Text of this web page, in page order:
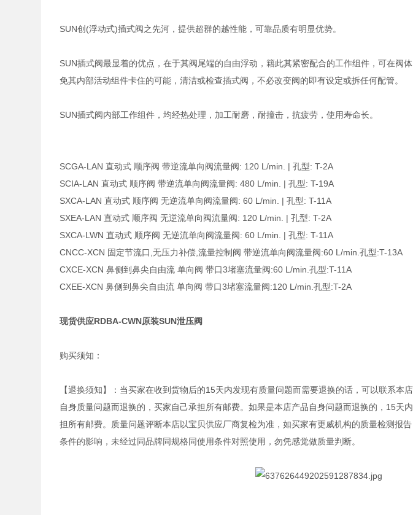
SUN创(浮动式)插式阀之先河，提供超群的越性能，可靠品质有明显优势。
SUN插式阀最显着的优点，在于其阀尾端的自由浮动，籍此其紧密配合的工作组件，可在阀
免其内部活动组件卡住的可能，清洁或检查插式阀，不必改变阀的即有设定或拆任何配管。
SUN插式阀内部工作组件，均经热处理，加工耐磨，耐撞击，抗疲劳，使用寿命长。
SCGA-LAN 直动式 顺序阀 带逆流单向阀流量阀: 120 L/min. | 孔型: T-2A
SCIA-LAN 直动式 顺序阀 带逆流单向阀流量阀: 480 L/min. | 孔型: T-19A
SXCA-LAN 直动式 顺序阀 无逆流单向阀流量阀: 60 L/min. | 孔型: T-11A
SXEA-LAN 直动式 顺序阀 无逆流单向阀流量阀: 120 L/min. | 孔型: T-2A
SXCA-LWN 直动式 顺序阀 无逆流单向阀流量阀: 60 L/min. | 孔型: T-11A
CNCC-XCN 固定节流口,无压力补偿,流量控制阀 带逆流单向阀流量阀:60 L/min.孔型:T-13A
CXCE-XCN 鼻侧到鼻尖自由流 单向阀 带口3堵塞流量阀:60 L/min.孔型:T-11A
CXEE-XCN 鼻侧到鼻尖自由流 单向阀 带口3堵塞流量阀:120 L/min.孔型:T-2A
现货供应RDBA-CWN原装SUN泄压阀
购买须知：
【退换须知】：当买家在收到货物后的15天内发现有质量问题而需要退换的话，可以联系本
自身质量问题而退换的，买家自己承担所有邮费。如果是本店产品自身问题而退换的，15天
担所有邮费。质量问题评断本店以宝贝供应厂商复检为准，如买家有更威机构的质量检测报
条件的影响，未经过同品牌同规格同使用条件对照使用，勿凭感觉做质量判断。